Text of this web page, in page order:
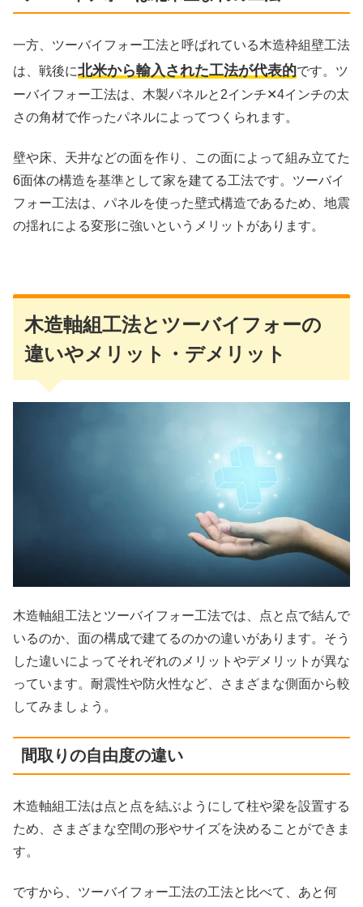
一方、ツーバイフォー工法と呼ばれている木造枠組壁工法
は、戦後に北米から輸入された工法が代表的です。ツ
ーバイフォー工法は、木製パネルと2インチ✕4インチの太
さの角材で作ったパネルによってつくられます。
壁や床、天井などの面を作り、この面によって組み立てた
6面体の構造を基準として家を建てる工法です。ツーバイ
フォー工法は、パネルを使った壁式構造であるため、地震
の揺れによる変形に強いというメリットがあります。
木造軸組工法とツーバイフォーの
違いやメリット・デメリット
木造軸組工法とツーバイフォー工法では、点と点で結んで
いるのか、面の構成で建てるのかの違いがあります。そう
した違いによってそれぞれのメリットやデメリットが異な
っています。耐震性や防火性など、さまざまな側面から較
してみましょう。
間取りの自由度の違い
木造軸組工法は点と点を結ぶようにして柱や梁を設置する
ため、さまざまな空間の形やサイズを決めることができま
す。
ですから、ツーバイフォー工法の工法と比べて、あと何